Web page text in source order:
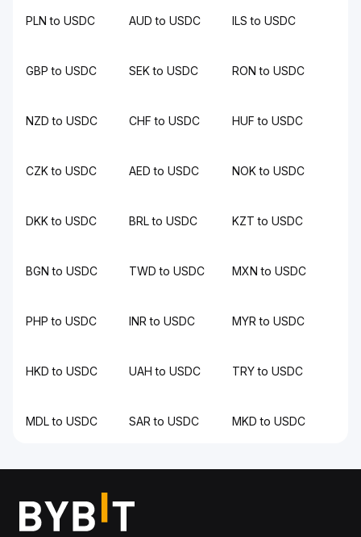
PLN to USDC AUD to USDC ILS to USDC
GBP to USDC SEK to USDC RON to USDC
NZD to USDC CHF to USDC HUF to USDC
CZK to USDC AED to USDC NOK to USDC
DKK to USDC BRL to USDC KZT to USDC
BGN to USDC TWD to USDC MXN to USDC
PHP to USDC INR to USDC MYR to USDC
HKD to USDC UAH to USDC TRY to USDC
MDL to USDC SAR to USDC MKD to USDC